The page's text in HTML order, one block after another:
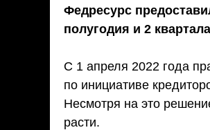
Федресурс
полугодия и 2
С 1 апреля 2022 года
по инициативе
Несмотря на это
расти.